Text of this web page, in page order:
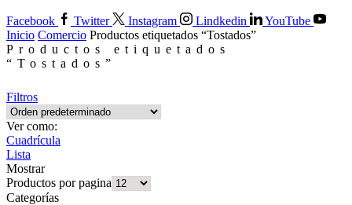
Facebook Twitter Instagram Lindkedin
YouTube
Inicio Comercio Productos etiquetados “Tostados”
Productos etiquetados
“Tostados”
Filtros
Ver como:
Cuadrícula
Lista
Mostrar
Productos por pagina
Categorías